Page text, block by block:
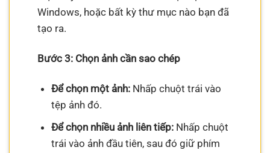
Windows, hoặc bất kỳ thư mục nào bạn đã
tạo ra.
Bước 3: Chọn ảnh cần sao chép
Để chọn một ảnh:Nhấp chuột trái vào
tệp ảnh đó.
Để chọn nhiều ảnh liên tiếp:Nhấp chuột
trái vào ảnh đầu tiên, sau đó giữ phím